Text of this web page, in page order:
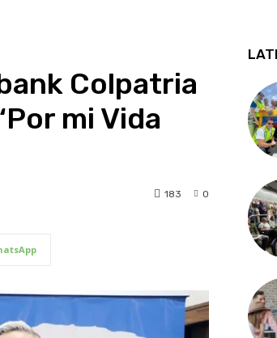
Colpatria
mi Vida
0
183